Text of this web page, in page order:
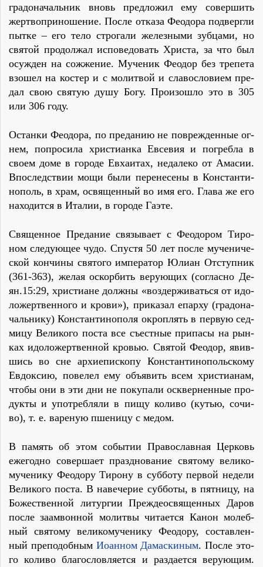
гра­до­на­чаль­ник вновь пред­ло­жил ему со­вер­шить
жерт­во­при­но­ше­ние. По­сле от­ка­за Фе­одо­ра под­верг­ли
пыт­ке – его те­ло стро­га­ли же­лез­ны­ми зуб­ца­ми, но
свя­той про­дол­жал ис­по­ве­до­вать Хри­ста, за что был
осуж­ден на со­жже­ние. Му­че­ник Фе­одор без тре­пе­та
взо­шел на ко­стер и с мо­лит­вой и сла­во­сло­ви­ем пре­
дал свою свя­тую ду­шу Бо­гу. Про­изо­шло это в 305
или 306 го­ду.
Остан­ки Фе­одо­ра, по пре­да­нию не по­вре­жден­ные ог­
нем, по­про­си­ла хри­сти­ан­ка Ев­се­вия и по­греб­ла в
сво­ем до­ме в го­ро­де Ев­ха­и­тах, не­да­ле­ко от Ама­сии.
Впо­след­ствии мо­щи бы­ли пе­ре­не­се­ны в Кон­стан­ти­
но­поль, в храм, освя­щен­ный во имя его. Гла­ва же его
на­хо­дит­ся в Ита­лии, в го­ро­де Га­эте.
Свя­щен­ное Пре­да­ние свя­зы­ва­ет с Фе­одо­ром Ти­ро­
ном сле­ду­ю­щее чу­до. Спу­стя 50 лет по­сле му­че­ни­че­
ской кон­чи­ны свя­то­го им­пе­ра­тор Юли­ан От­ступ­ник
(361-363), же­лая оскор­бить ве­ру­ю­щих (со­глас­но Де­
ян.15:29, хри­сти­а­не долж­ны «воз­дер­жи­вать­ся от идо­
ло­жерт­вен­но­го и кро­ви»), при­ка­зал епар­ху (гра­до­на­
чаль­ни­ку) Кон­стан­ти­но­по­ля окроп­лять в первую сед­
ми­цу Ве­ли­ко­го по­ста все съест­ные при­па­сы на рын­
ках идо­ло­жерт­вен­ной кро­вью. Свя­той Фе­одор, явив­
шись во сне ар­хи­е­писко­пу Кон­стан­ти­но­польско­му
Ев­док­сию, по­ве­лел ему объявить всем хри­сти­а­нам,
что­бы они в эти дни не по­ку­па­ли осквер­нен­ные про­
дук­ты и упо­треб­ля­ли в пи­щу ко­ли­во (ку­тью, со­чи­
во), т. е. ва­ре­ную пше­ни­цу с ме­дом.
В па­мять об этом со­бытии Пра­во­слав­ная Цер­ковь
еже­год­но со­вер­ша­ет празд­но­ва­ние свя­то­му ве­ли­ко­
му­че­ни­ку Фе­одо­ру Ти­ро­ну в суб­бо­ту пер­вой не­де­ли
Ве­ли­ко­го по­ста. В на­ве­че­рие суб­бо­ты, в пят­ни­цу, на
Бо­же­ствен­ной ли­тур­гии Пре­ждео­свя­щен­ных Да­ров
по­сле за­ам­вон­ной мо­лит­вы чи­та­ет­ся Ка­нон мо­леб­
ный свя­то­му ве­ли­ко­му­че­ни­ку Фе­одо­ру, со­став­лен­
ный пре­по­доб­ным Ио­ан­ном Да­мас­ки­ным. По­сле это­
го ко­ли­во бла­го­слов­ля­ет­ся и раз­да­ет­ся ве­ру­ю­щим.